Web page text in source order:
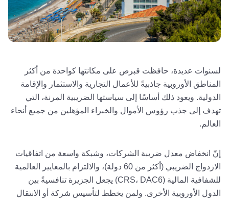
لسنوات عديدة، حافظت قبرص على مكانتها كواحدة من أكثر
المناطق الأوروبية جاذبيةً للأعمال التجارية والاستثمار والإقامة
الدولية. ويعود ذلك أساسًا إلى سياستها الضريبية المرنة، التي
تهدف إلى جذب رؤوس الأموال والخبراء المؤهلين من جميع أنحاء
العالم.
إنّ انخفاض معدل ضريبة الشركات، وشبكة واسعة من اتفاقيات
الازدواج الضريبي (أكثر من 60 دولة)، والالتزام بالمعايير العالمية
للشفافية المالية (CRS، DAC6) يجعل الجزيرة تنافسيةً بين
الدول الأوروبية الأخرى. ولمن يخطط لتأسيس شركة أو الانتقال